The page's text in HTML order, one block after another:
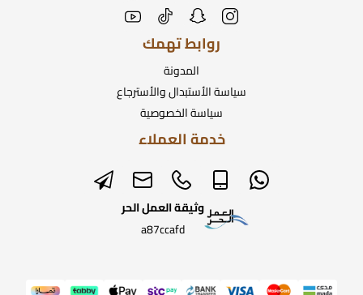
روابط تهمك
المدونة
سياسة الأستبدال والأسترجاع
سياسة الخصوصية
خدمة العملاء
وثيقة العمل الحر
a87ccafd